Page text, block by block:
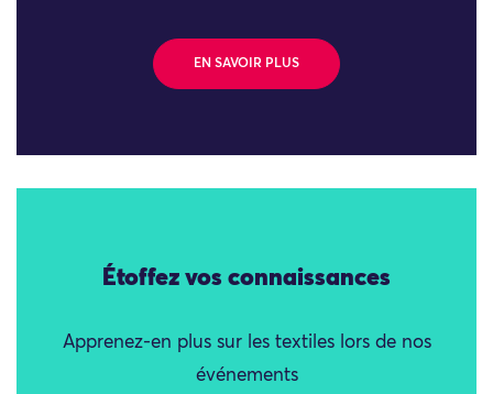
EN SAVOIR PLUS
Étoffez vos connaissances
Apprenez-en plus sur les textiles lors de nos
événements